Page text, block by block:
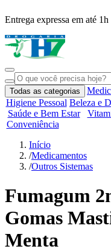
Entrega expressa em até 1h
Todas as categorias
Higiene Pessoal Beleza e
Saúde e Bem Estar
Conveniência
Início
/Medicamentos
/Outros Sistemas
Fumagum
Gomas
Menta